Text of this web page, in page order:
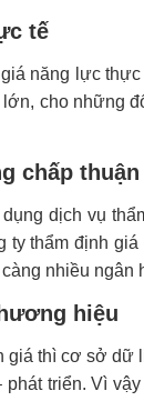
tế
năng lực
cho những
chấp
dịch vụ
ty thẩm định
nhiều
hiệu
thì cơ sở dữ
triển. Vì